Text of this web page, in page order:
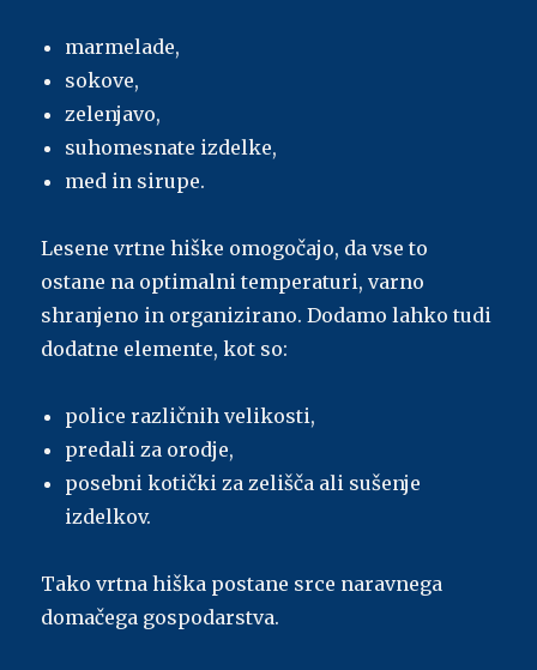
marmelade,
sokove,
zelenjavo,
suhomesnate izdelke,
med in sirupe.
Lesene vrtne hiške omogočajo, da vse to
ostane na optimalni temperaturi, varno
shranjeno in organizirano. Dodamo lahko tudi
dodatne elemente, kot so:
police različnih velikosti,
predali za orodje,
posebni kotički za zelišča ali sušenje
izdelkov.
Tako vrtna hiška postane srce naravnega
domačega gospodarstva.